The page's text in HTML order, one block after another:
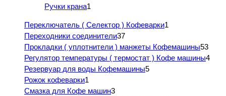
Ручки крана1
Переключатель ( Селектор ) Кофеварки1
Переходники соединители37
Прокладки ( уплотнители ) манжеты Кофемашины53
Регулятор температуры ( термостат ) Кофе машины4
Резервуар для воды Кофемашины5
Рожок кофеварки1
Смазка для Кофе машин3